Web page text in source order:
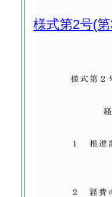
様式第2号(